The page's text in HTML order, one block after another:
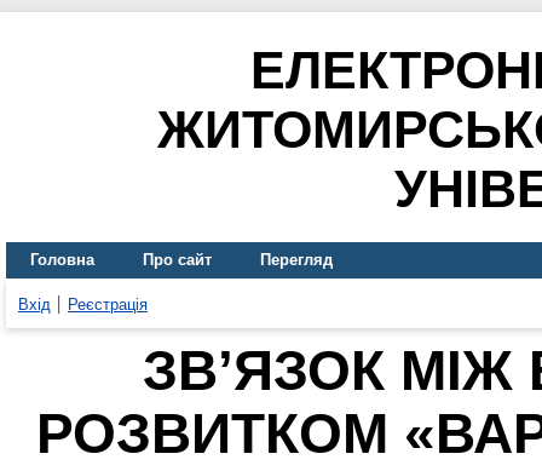
Головна Про сайт Перегляд
Вхід Реєстрація
ЗВ’ЯЗОК
РОЗВИТКОМ